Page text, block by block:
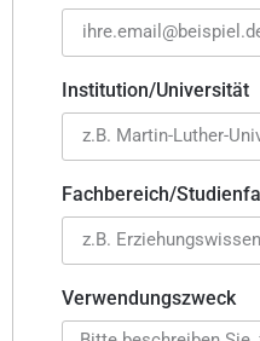
Institution/Universität
Fachbereich/
Verwendungszweck